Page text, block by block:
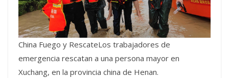
China Fuego y RescateLos trabajadores de
emergencia rescatan a una persona mayor en
Xuchang, en la provincia china de Henan.